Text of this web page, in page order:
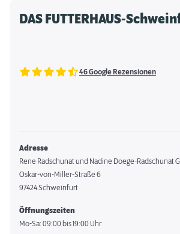
DAS FUTTERHAUS-
46 Google Rezensionen
Adresse
Rene Radschunat und Nadine Doege-Radschunat
Oskar-von-Miller-Straße 6
97424 Schweinfurt
Öffnungszeiten
Mo-Sa: 09:00 bis 19:00 Uhr